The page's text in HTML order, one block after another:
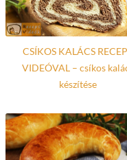
CSÍKOS KALÁCS
VIDEÓVAL – csíkos
készítése